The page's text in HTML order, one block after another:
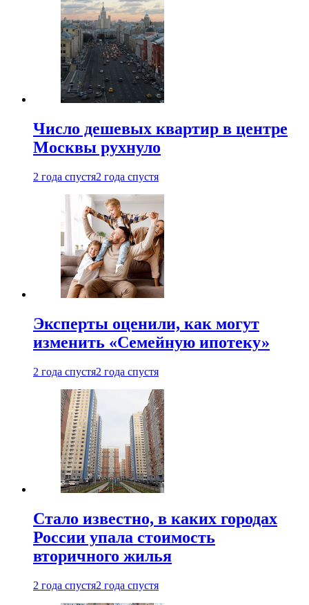
Число дешевых квартир в центре
Москвы рухнуло
2 года спустя2 года спустя
Эксперты оценили, как могут
изменить «Семейную ипотеку»
2 года спустя2 года спустя
Стало известно, в каких городах
России упала стоимость
вторичного жилья
2 года спустя2 года спустя